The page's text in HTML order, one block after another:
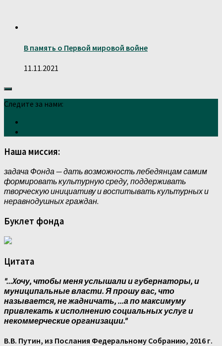
В память о Первой мировой войне
11.11.2021
Следите за нами:
Наша миссия:
задача Фонда — дать возможность лебедянцам самим
формировать культурную среду, поддерживать
творческую инициативу и воспитывать культурных и
неравнодушных граждан.
Буклет фонда
Цитата
"...Xочу, чтобы меня услышали и губернаторы, и
муниципальные власти. Я прошу вас, что
называется, не жадничать, ...а по максимуму
привлекать к исполнению социальных услуг и
некоммерческие организации."
В.В. Путин, из Послания Федеральному Собранию, 2016 г.